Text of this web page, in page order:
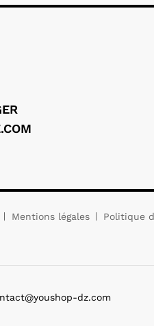
Mentions légales Politique
dz.com